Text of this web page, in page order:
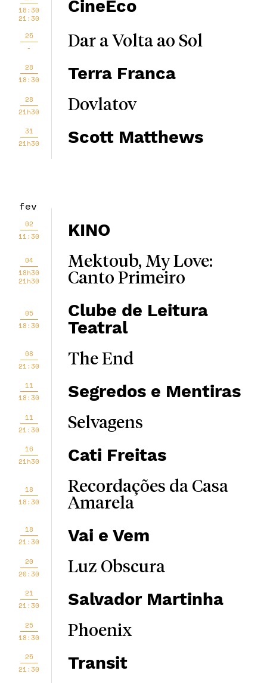
18:30
21:30
CineEco
25
-
Dar a Volta ao Sol
28
18:30
Terra Franca
28
21h30
Dovlatov
31
21h30
Scott Matthews
fev
02
11:30
KINO
04
18h30
21h30
Mektoub, My Love:
Canto Primeiro
05
18:30
Clube de Leitura
Teatral
08
21:30
The End
11
18:30
Segredos e Mentiras
11
21:30
Selvagens
16
21h30
Cati Freitas
18
18:30
Recordações da Casa
Amarela
18
21:30
Vai e Vem
20
20:30
Luz Obscura
21
21:30
Salvador Martinha
25
18:30
Phoenix
25
21:30
Transit